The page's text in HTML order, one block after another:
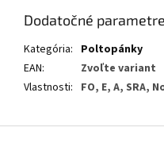
Dodatočné parametre
Kategória: Poltopánky
EAN:
Zvoľte variant
Vlastnosti: FO, E, A, SRA,